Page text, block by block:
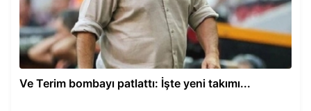
Ve Terim bombayı patlattı: İşte yeni takımı...